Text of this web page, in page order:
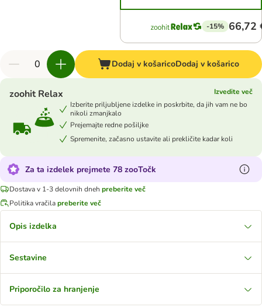
-15% 66,72
Dodaj v košaricoDodaj v košarico
zoohit Relax
Izvedite več
Izberite priljubljene izdelke in poskrbite, da jih vam ne bo
nikoli zmanjkalo
Prejemajte redne pošiljke
Spremenite, začasno ustavite ali prekličite kadar koli
Za ta izdelek prejmete 78 zooTočk
Dostava v 1-3 delovnih dneh preberite več
Politika vračilapreberite več
Opis izdelka
Sestavine
Priporočilo za hranjenje